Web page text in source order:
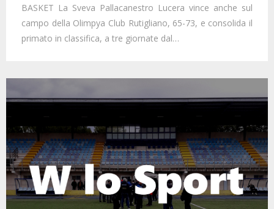
BASKET La Sveva Pallacanestro Lucera vince anche sul
campo della Olimpya Club Rutigliano, 65-73, e consolida il
primato in classifica, a tre giornate dal…